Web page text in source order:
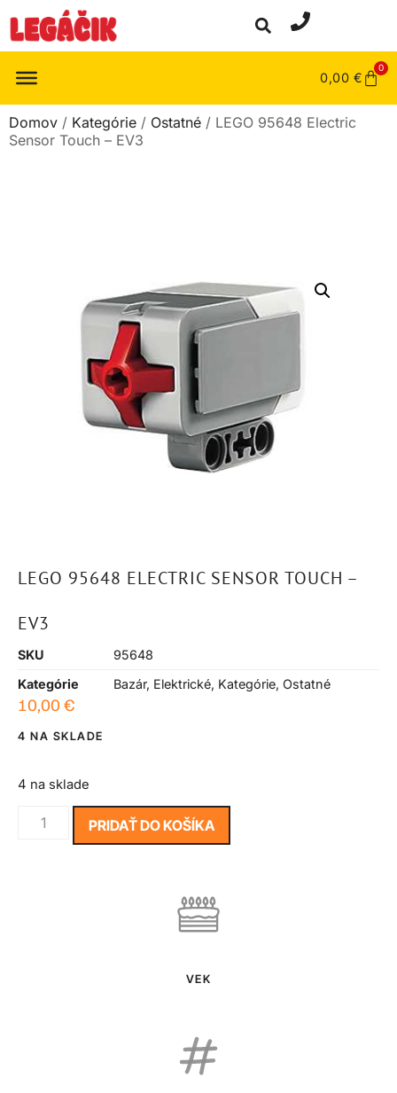
0,00 €
0
Domov / Kategórie / Ostatné / LEGO 95648 Electric
Sensor Touch – EV3
LEGO 95648 ELECTRIC SENSOR TOUCH –
EV3
SKU
95648
Kategórie
Bazár, Elektrické, Kategórie, Ostatné
10,00 €
4 NA SKLADE
4 na sklade
PRIDAŤ DO KOŠÍKA
VEK